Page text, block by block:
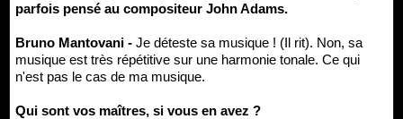
parfois pensé au compositeur John Adams.
Bruno Mantovani - Je déteste sa musique ! (Il rit). Non, sa
musique est très répétitive sur une harmonie tonale. Ce qui
n'est pas le cas de ma musique.
Qui sont vos maîtres, si vous en avez ?